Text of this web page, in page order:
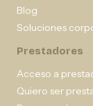
Blog
Soluciones
Prestadores
Acceso a
Quiero ser